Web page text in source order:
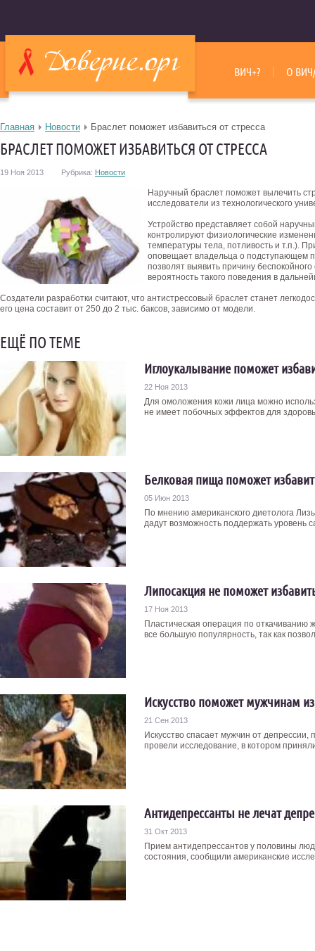
ВИЧ+? О
Главная Новости Браслет поможет избавиться от стресса
БРАСЛЕТ ПОМОЖЕТ ИЗБАВИТЬСЯ ОТ СТРЕССА
19 Ноя 2013 Рубрика: Новости
Наручный браслет поможет вылечить
исследователи из технологического
Устройство представляет собой
контролируют физиологические
температуры тела, потливость и т.п.).
оповещает владельца о подступающем
позволят выявить причину
вероятность такого поведения в
Создатели разработки считают, что антистрессовый браслет станет
его цена составит от 250 до 2 тыс. баксов, зависимо от модели.
ЕЩЁ ПО ТЕМЕ
Иглоукалывание поможет
22 Ноя 2013
Для омоложения кожи лица можно
не имеет побочных эффектов для
Белковая пища поможет
05 Июн 2013
По мнению американского диетолога
дадут возможность поддержать уровень
Липосакция не поможет
17 Ноя 2013
Пластическая операция по
все большую популярность, так как
Искусство поможет мужчинам
21 Сен 2013
Искусство спасает мужчин от
провели исследование, в котором
Антидепрессанты не лечат
31 Окт 2013
Прием антидепрессантов у половины
состояния, сообщили американские